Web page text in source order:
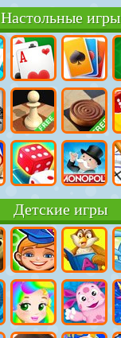
Настольные игры
Детские игры